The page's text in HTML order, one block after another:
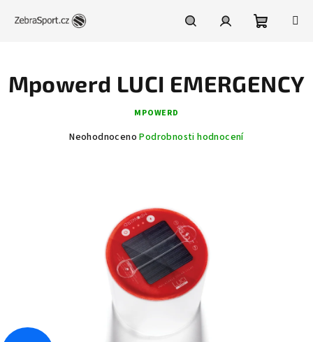
košík
Mpowerd LUCI EMERGENCY
MPOWERD
Průměrné
hvězdiček.
Neohodnoceno Podrobnosti hodnocení